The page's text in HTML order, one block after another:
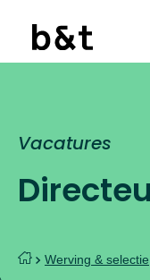
Vacatures
Werving & selectie